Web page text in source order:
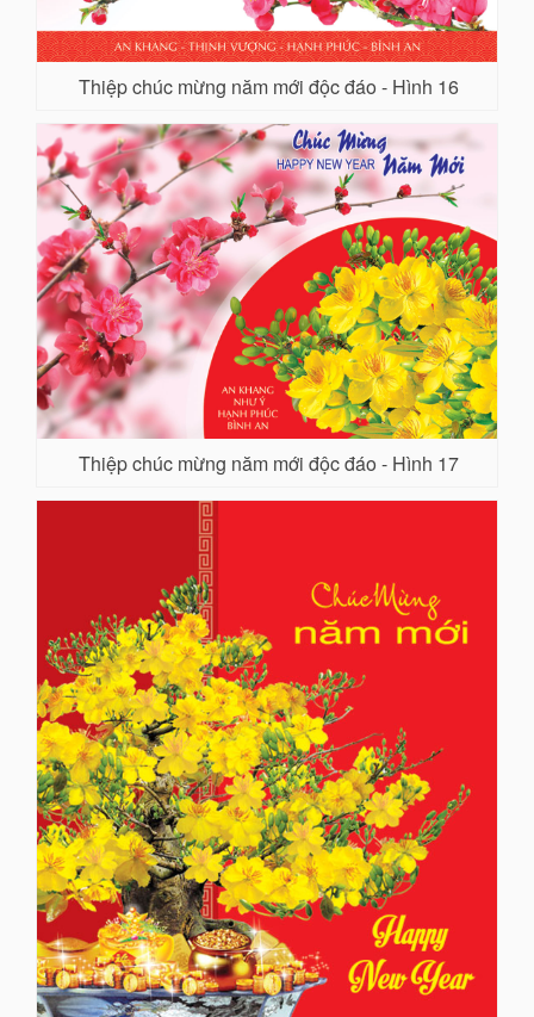
Thiệp chúc mừng năm mới độc đáo - Hình 16
Thiệp chúc mừng năm mới độc đáo - Hình 17